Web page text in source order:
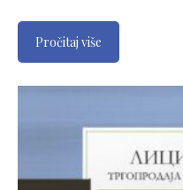
Pročitaj više